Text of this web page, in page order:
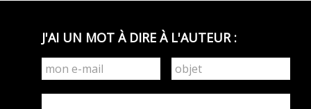
J'AI UN MOT À DIRE À L'AUTEUR :